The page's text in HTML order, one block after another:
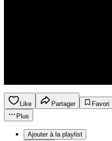
Like Partager
Favori
Plus
Ajouter à la playlist